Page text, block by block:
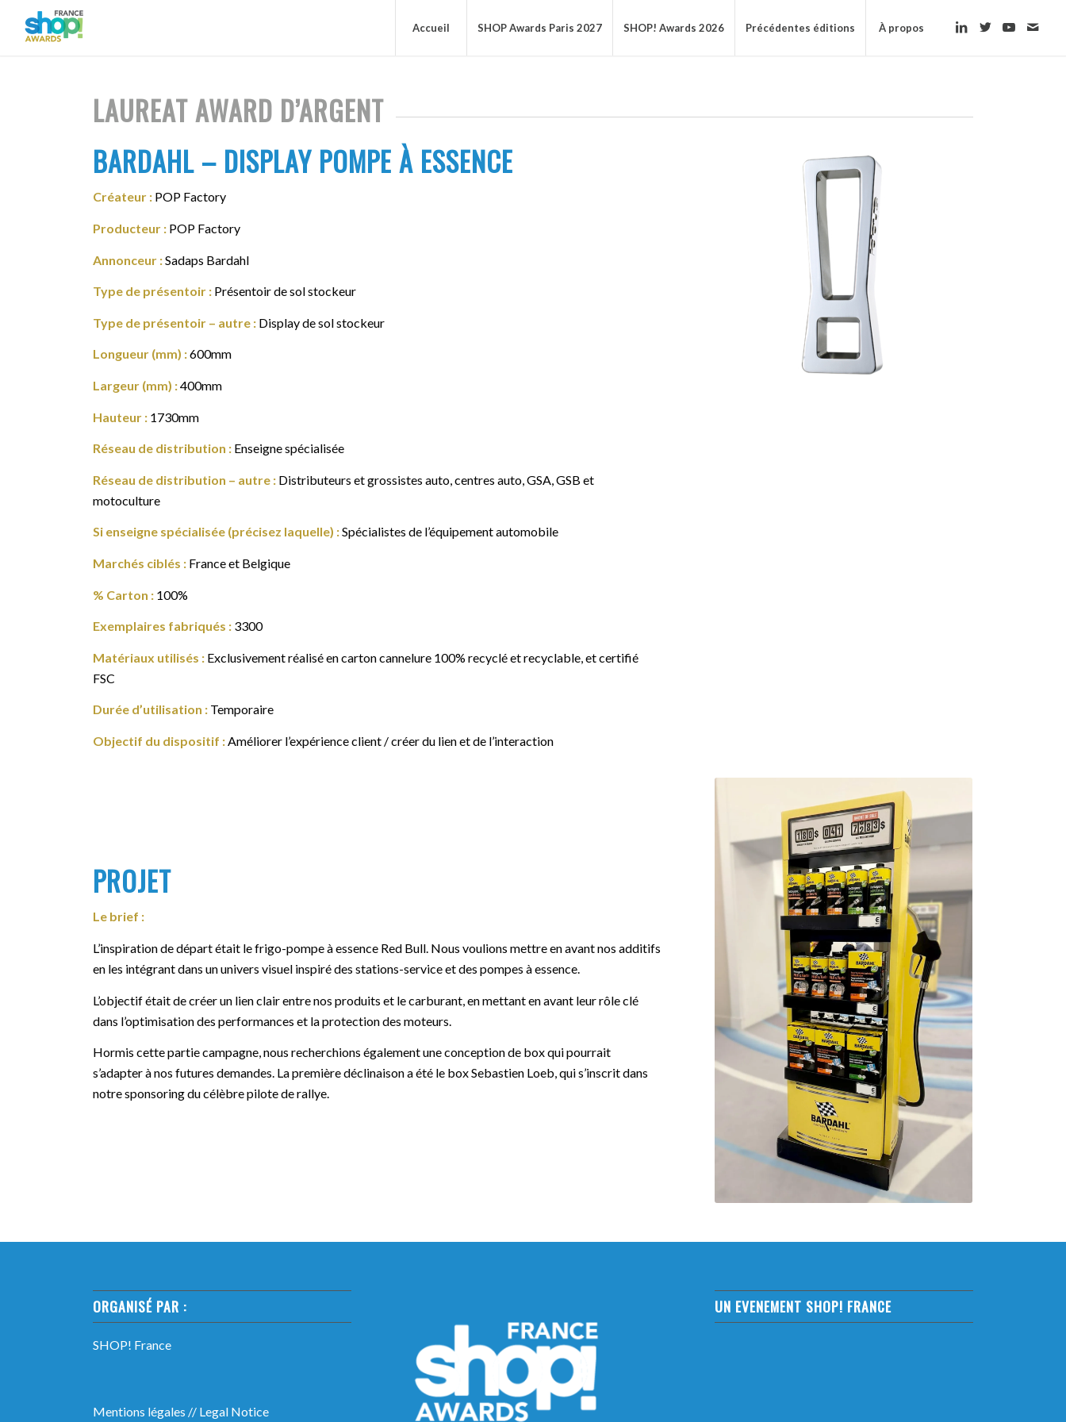
Accueil SHOP Awards Paris 2027 SHOP! Awards 2026 Précédentes éditions À propos
LAUREAT AWARD D’ARGENT
BARDAHL – DISPLAY POMPE À ESSENCE
Créateur : POP Factory
Producteur : POP Factory
Annonceur :Sadaps Bardahl
Type de présentoir : Présentoir de sol stockeur
Type de présentoir – autre : Display de sol stockeur
Longueur (mm) :600mm
Largeur (mm) :400mm
Hauteur : 1730mm
Réseau de distribution : Enseigne spécialisée
Réseau de distribution – autre : Distributeurs et grossistes auto, centres auto, GSA, GSB et
motoculture
Si enseigne spécialisée (précisez laquelle) :Spécialistes de l’équipement automobile
Marchés ciblés : France et Belgique
% Carton : 100%
Exemplaires fabriqués : 3300
Matériaux utilisés : Exclusivement réalisé en carton cannelure 100% recyclé et recyclable, et certifié
FSC
Durée d’utilisation : Temporaire
Objectif du dispositif :Améliorer l’expérience client / créer du lien et de l’interaction
PROJET
Le brief :
L’inspiration de départ était le frigo-pompe à essence Red Bull. Nous voulions mettre en avant nos additifs
en les intégrant dans un univers visuel inspiré des stations-service et des pompes à essence.
L’objectif était de créer un lien clair entre nos produits et le carburant, en mettant en avant leur rôle clé
dans l’optimisation des performances et la protection des moteurs.
Hormis cette partie campagne, nous recherchions également une conception de box qui pourrait
s’adapter à nos futures demandes. La première déclinaison a été le box Sebastien Loeb, qui s’inscrit dans
notre sponsoring du célèbre pilote de rallye.
ORGANISÉ PAR :
SHOP! France
Mentions légales // Legal Notice
UN EVENEMENT SHOP! FRANCE